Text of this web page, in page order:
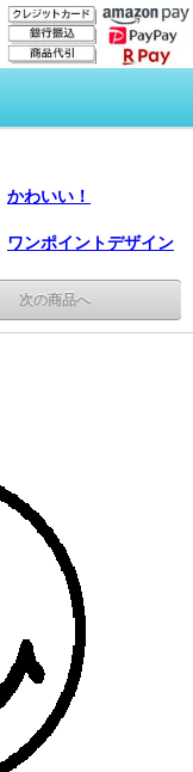
かわいい！
ワンポイントデザイン
次の商品へ